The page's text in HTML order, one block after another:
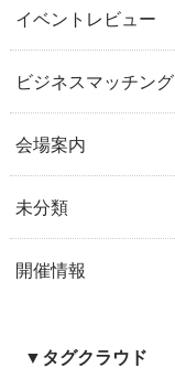
イベントレビュー
ビジネスマッチング
会場案内
未分類
開催情報
▼タグクラウド